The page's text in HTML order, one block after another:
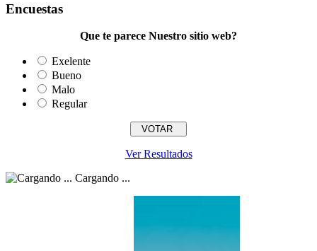
Encuestas
Que te parece Nuestro sitio web?
Exelente
Bueno
Malo
Regular
Ver Resultados
Cargando ...